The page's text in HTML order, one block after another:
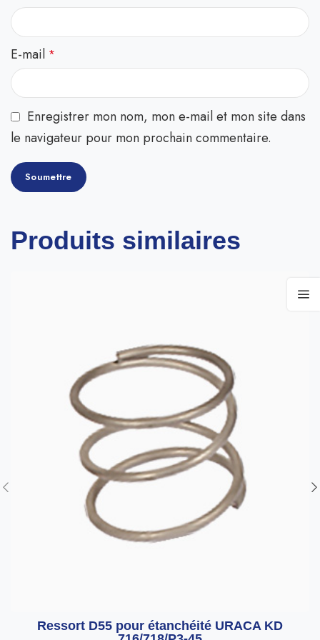
E-mail *
Enregistrer mon nom, mon e-mail et mon site dans
le navigateur pour mon prochain commentaire.
Produits similaires
Ressort D55 pour étanchéité URACA KD